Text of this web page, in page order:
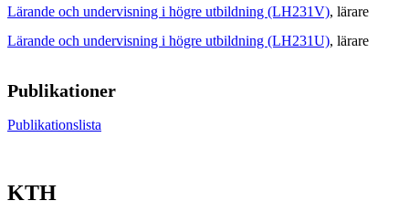
Lärande och undervisning i högre utbildning (LH231V), lärare
Lärande och undervisning i högre utbildning (LH231U), lärare
Publikationer
Publikationslista
KTH